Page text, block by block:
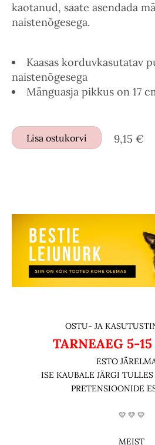
kaotanud, saate asendada
naistenõgesega.
Kaasas korduvkasutatav
naistenõgesega
Mänguasja pikkus on 17
Lisa ostukorvi 9,15 €
OSTU- JA
TARNEAEG 5-
ESTO
ISE KAUBALE JÄRGI
PRETENSIOONIDE
💛 💛 💛
MEIST